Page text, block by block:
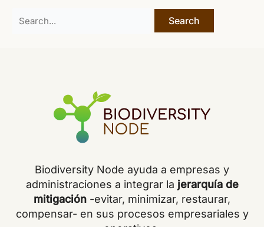
for:
Biodiversity Node ayuda a empresas y
administraciones a integrar la jerarquía de
mitigación -evitar, minimizar, restaurar,
compensar- en sus procesos empresariales y